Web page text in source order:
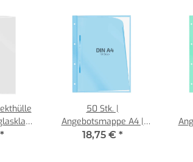
*
50 Stk. |
Angebotsmappe A4 |
blau | PE glatt 0,160 mm
18,75 € *